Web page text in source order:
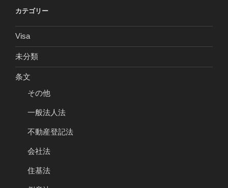
カテゴリー
Visa
未分類
条文
その他
一般法人法
不動産登記法
会社法
住基法